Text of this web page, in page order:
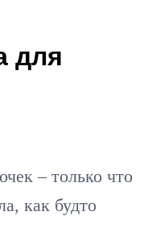
для
– только что
как будто